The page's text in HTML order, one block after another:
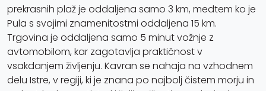
prekrasnih plaž je oddaljena samo 3 km, medtem ko je
Pula s svojimi znamenitostmi oddaljena 15 km.
Trgovina je oddaljena samo 5 minut vožnje z
avtomobilom, kar zagotavlja praktičnost v
vsakdanjem življenju. Kavran se nahaja na vzhodnem
delu Istre, v regiji, ki je znana po najbolj čistem morju in